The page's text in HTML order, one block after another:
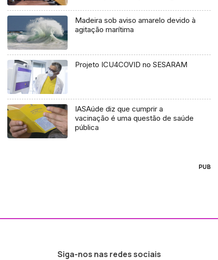
Madeira sob aviso amarelo devido à
agitação marítima
Projeto ICU4COVID no SESARAM
IASAúde diz que cumprir a
vacinação é uma questão de saúde
pública
PUB
Siga-nos nas redes sociais